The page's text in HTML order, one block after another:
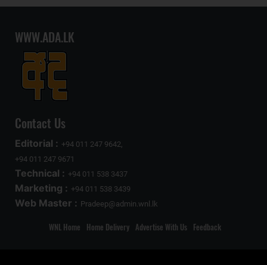
WWW.ADA.LK
Contact Us
Editorial : +94 011 247 9642,
+94 011 247 9671
Technical : +94 011 538 3437
Marketing : +94 011 538 3439
Web Master : Pradeep@admin.wnl.lk
WNL Home Home Delivery Advertise With Us Feedback